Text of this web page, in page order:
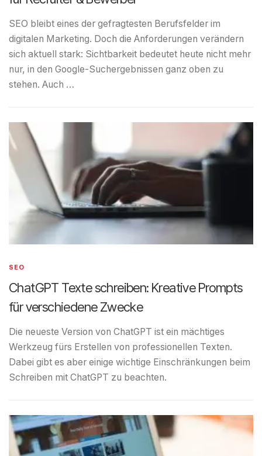
SEO bleibt eines der gefragtesten Berufsfelder im
digitalen Marketing. Doch die Anforderungen verändern
sich aktuell stark: Sichtbarkeit bedeutet heute nicht mehr
nur, in den Google-Suchergebnissen ganz oben zu
stehen. Auch …
SEO
ChatGPT Texte schreiben: Kreative Prompts
für verschiedene Zwecke
Die neueste Version von ChatGPT ist ein mächtiges
Werkzeug fürs Erstellen von professionellen Texten.
Dabei gibt es aber einige wichtige Einschränkungen beim
Schreiben mit ChatGPT zu beachten.